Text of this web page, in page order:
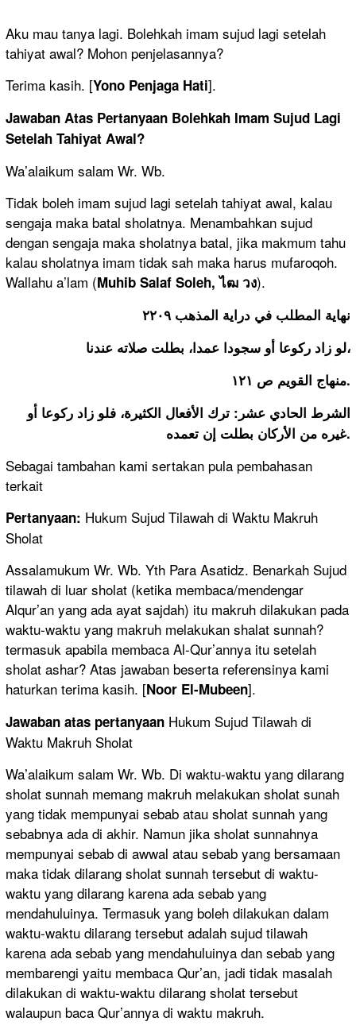
Aku mau tanya lagi. Bolehkah imam sujud lagi setelah
tahiyat awal? Mohon penjelasannya?
Terima kasih. [Yono Penjaga Hati].
Jawaban Atas Pertanyaan Bolehkah Imam Sujud Lagi
Setelah Tahiyat Awal?
Wa’alaikum salam Wr. Wb.
Tidak boleh imam sujud lagi setelah tahiyat awal, kalau
sengaja maka batal sholatnya. Menambahkan sujud
dengan sengaja maka sholatnya batal, jika makmum tahu
kalau sholatnya imam tidak sah maka harus mufaroqoh.
Wallahu a’lam (Muhib Salaf Soleh,ไฒ วง).
نهاية المطلب في دراية المذهب ٢٢٠٩
لو زاد ركوعا أو سجودا عمدا، بطلت صلاته عندنا،
منهاج القويم ص ١٢١.
اﻟﺸﺮﻁ اﻟﺤﺎﺩﻱ ﻋﺸﺮ: ﺗﺮﻙ اﻷﻓﻌﺎﻝ اﻟﻜﺜﻴﺮﺓ، ﻓﻠﻮ ﺯاﺩ ﺭﻛﻮﻋﺎ ﺃﻭ
ﻏﻴﺮﻩ ﻣﻦ اﻷﺭﻛﺎﻥ ﺑﻄﻠﺖ ﺇﻥ ﺗﻌﻤﺪﻩ.
Sebagai tambahan kami sertakan pula pembahasan
terkait
Pertanyaan: Hukum Sujud Tilawah di Waktu Makruh
Sholat
Assalamukum Wr. Wb. Yth Para Asatidz. Benarkah Sujud
tilawah di luar sholat (ketika membaca/mendengar
Alqur’an yang ada ayat sajdah) itu makruh dilakukan pada
waktu-waktu yang makruh melakukan shalat sunnah?
termasuk apabila membaca Al-Qur’annya itu setelah
sholat ashar? Atas jawaban beserta referensinya kami
haturkan terima kasih. [Noor El-Mubeen].
Jawaban atas pertanyaan Hukum Sujud Tilawah di
Waktu Makruh Sholat
Wa’alaikum salam Wr. Wb. Di waktu-waktu yang dilarang
sholat sunnah memang makruh melakukan sholat sunah
yang tidak mempunyai sebab atau sholat sunnah yang
sebabnya ada di akhir. Namun jika sholat sunnahnya
mempunyai sebab di awwal atau sebab yang bersamaan
maka tidak dilarang sholat sunnah tersebut di waktu-
waktu yang dilarang karena ada sebab yang
mendahuluinya. Termasuk yang boleh dilakukan dalam
waktu-waktu dilarang tersebut adalah sujud tilawah
karena ada sebab yang mendahuluinya dan sebab yang
membarengi yaitu membaca Qur’an, jadi tidak masalah
dilakukan di waktu-waktu dilarang sholat tersebut
walaupun baca Qur’annya di waktu makruh.